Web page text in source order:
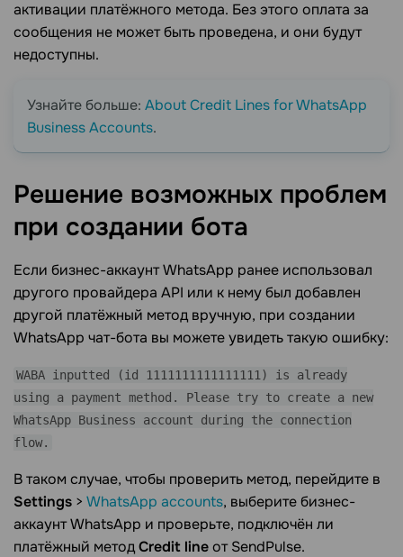
активации платёжного метода. Без этого оплата за
сообщения не может быть проведена, и они будут
недоступны.
Узнайте больше: About Credit Lines for WhatsApp
Business Accounts.
Решение возможных проблем
при создании бота
Если бизнес-аккаунт WhatsApp ранее использовал
другого провайдера API или к нему был добавлен
другой платёжный метод вручную, при создании
WhatsApp чат-бота вы можете увидеть такую ошибку:
WABA inputted (id 1111111111111111) is already
using a payment method. Please try to create a new
WhatsApp Business account during the connection
flow.
В таком случае, чтобы проверить метод, перейдите в
Settings > WhatsApp accounts, выберите бизнес-
аккаунт WhatsApp и проверьте, подключён ли
платёжный методCredit lineот SendPulse.